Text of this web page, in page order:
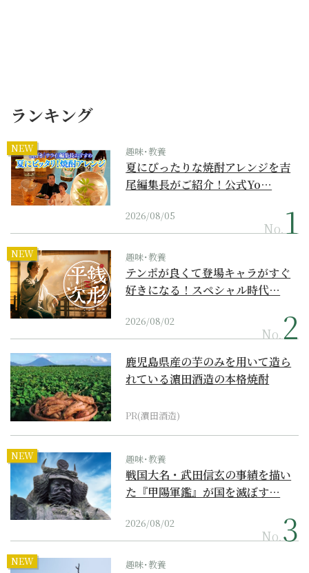
ランキング
NEW 趣味･教養
夏にぴったりな焼酎アレンジを吉
尾編集長がご紹介！公式Yo…
2026/08/05
No.
NEW 趣味･教養
テンポが良くて登場キャラがすぐ
好きになる！スペシャル時代…
2026/08/02
No.
鹿児島県産の芋のみを用いて造ら
れている濵田酒造の本格焼酎
PR(濵田酒造)
NEW 趣味･教養
戦国大名・武田信玄の事績を描い
た『甲陽軍鑑』が国を滅ぼす…
2026/08/02
No.
NEW 趣味･教養